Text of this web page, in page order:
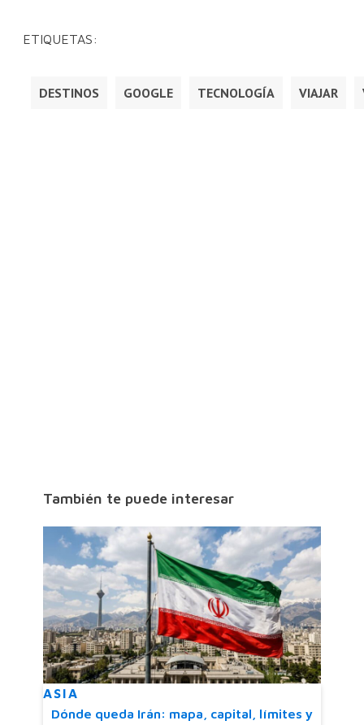
ETIQUETAS:
DESTINOS GOOGLE TECNOLOGÍA VIAJAR
También te puede interesar
ASIA
Dónde queda Irán: mapa, capital, límites y